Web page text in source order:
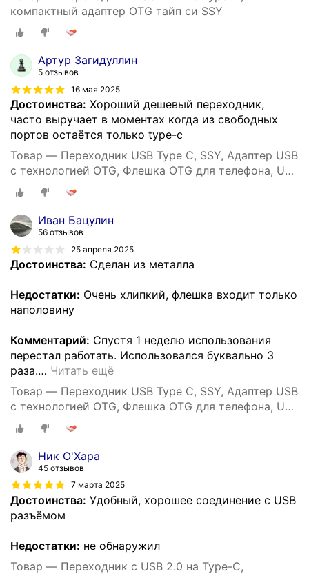
компактный адаптер OTG тайп си SSY
Артур Загидуллин
5 отзывов
16 мая 2025
Достоинства: Хороший дешевый переходник,
часто выручает в моментах когда из свободных
портов остаётся только type-c
Товар — Переходник USB Type C, SSY, Адаптер USB
с технологией OTG, Флешка OTG для телефона, USB
хаб
Иван Бацулин
56 отзывов
25 апреля 2025
Достоинства: Сделан из металла
Недостатки: Очень хлипкий, флешка входит только
наполовину
Комментарий: Спустя 1 неделю использования
перестал работать. Использовался буквально 3
раза.… Читать ещё
Товар — Переходник USB Type C, SSY, Адаптер USB
с технологией OTG, Флешка OTG для телефона, USB
хаб
Ник О'Хара
45 отзывов
7 марта 2025
Достоинства: Удобный, хорошее соединение с USB
разъёмом
Недостатки: не обнаружил
Товар — Переходник с USB 2.0 на Type-C,